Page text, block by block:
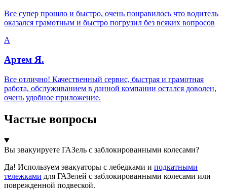
Все супер прошло и быстро, очень понравилось что водитель
оказался грамотным и быстро погрузил без всяких вопросов
А
Артем Я.
Все отлично! Качественный сервис, быстрая и грамотная
работа, обслуживанием в данной компании остался доволен,
очень удобное приложение.
Частые вопросы
Вы эвакуируете ГАЗель с заблокированными колесами?
Да! Используем эвакуаторы с лебедками и подкатными
тележками для ГАЗелей с заблокированными колесами или
поврежденной подвеской.